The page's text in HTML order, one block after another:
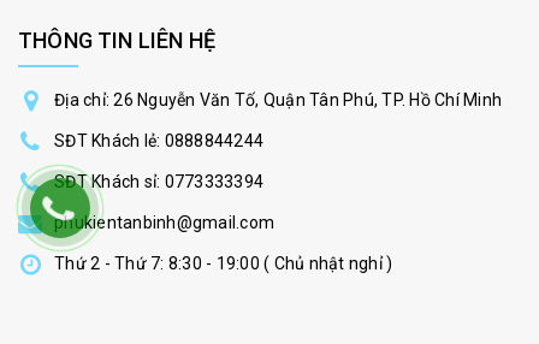
THÔNG TIN LIÊN HỆ
Địa chỉ: 26 Nguyễn Văn Tố, Quận Tân Phú, TP. Hồ Chí Minh
SĐT Khách lẻ: 0888844244
SĐT Khách sỉ: 0773333394
phukientanbinh@gmail.com
Thứ 2 - Thứ 7: 8:30 - 19:00 ( Chủ nhật nghỉ )